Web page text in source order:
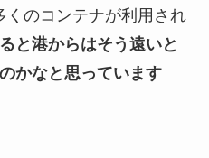
くのコンテナが利用され
と港からはそう遠いと
かなと思っています